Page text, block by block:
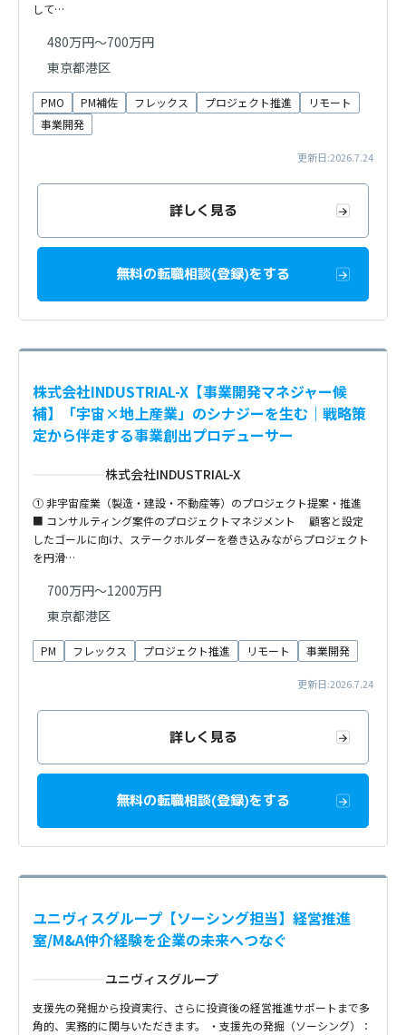
して…
480万円～700万円
東京都港区
PMO PM補佐 フレックス プロジェクト推進
リモート
事業開発
更新日:2026.7.24
詳しく見る
無料の転職相談(登録)をする
株式会社INDUSTRIAL-X【事業開発マネジャー候
補】「宇宙×地上産業」のシナジーを生む｜戦略策
定から伴走する事業創出プロデューサー
株式会社INDUSTRIAL-X
① 非宇宙産業（製造・建設・不動産等）のプロジェクト提案・推進
■ コンサルティング案件のプロジェクトマネジメント 顧客と設定
したゴールに向け、ステークホルダーを巻き込みながらプロジェクト
を円滑…
700万円～1200万円
東京都港区
PM フレックス プロジェクト推進 リモート 事業開発
更新日:2026.7.24
詳しく見る
無料の転職相談(登録)をする
ユニヴィスグループ【ソーシング担当】経営推進
室/M&A仲介経験を企業の未来へつなぐ
ユニヴィスグループ
支援先の発掘から投資実行、さらに投資後の経営推進サポートまで多
角的、実務的に関与いただきます。 ・支援先の発掘（ソーシング）：